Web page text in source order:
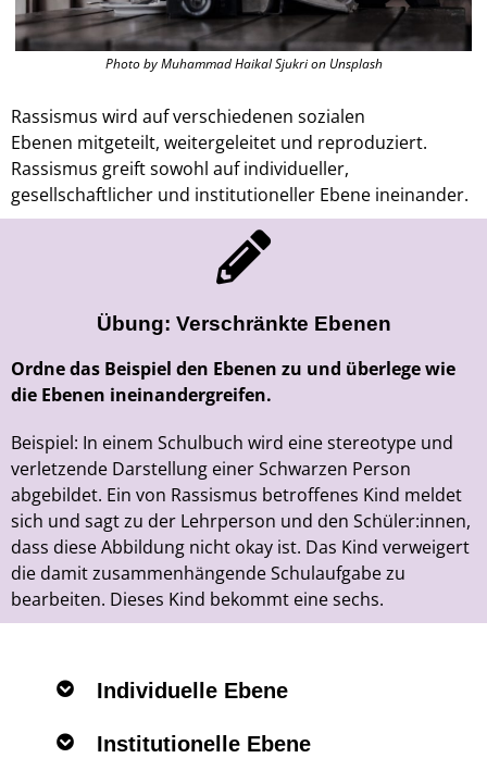
Photo by Muhammad Haikal Sjukri on Unsplash
Rassismus wird aufverschiedenen sozialen
Ebenen mitgeteilt, weitergeleitet und reproduziert.
Rassismus greift sowohl auf individueller,
gesellschaftlicher und institutioneller Ebene ineinander.
Übung: Verschränkte Ebenen
Ordne das Beispiel den Ebenen zu und überlege wie
die Ebenen ineinandergreifen.
Beispiel: In einem Schulbuch wird eine stereotype und
verletzende Darstellung einer Schwarzen Person
abgebildet. Ein von Rassismus betroffenes Kind meldet
sich und sagt zu der Lehrperson und den Schüler:innen,
dass diese Abbildung nicht okay ist. Das Kind verweigert
die damit zusammenhängende Schulaufgabe zu
bearbeiten. Dieses Kind bekommt eine sechs.
Individuelle Ebene
Institutionelle Ebene